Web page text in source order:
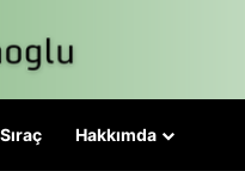
Hakkımda